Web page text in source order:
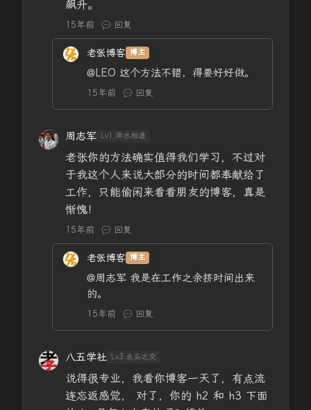
飙升。
15年前 回复
老张博客 博主
@LEO 这个方法不错，得要好好做。
15年前 回复
周志军 Lv1.萍水相逢
老张你的方法确实值得我们学习，不过对
于我这个人来说大部分的时间都奉献给了
工作，只能偷闲来看看朋友的博客，真是
惭愧！
15年前 回复
老张博客 博主
@周志军 我是在工作之余挤时间出来
的。
15年前 回复
八五学社 Lv3.点头之交
说得很专业，我看你博客一天了，有点流
连忘返感觉， 对了，你的 h2 和 h3 下面